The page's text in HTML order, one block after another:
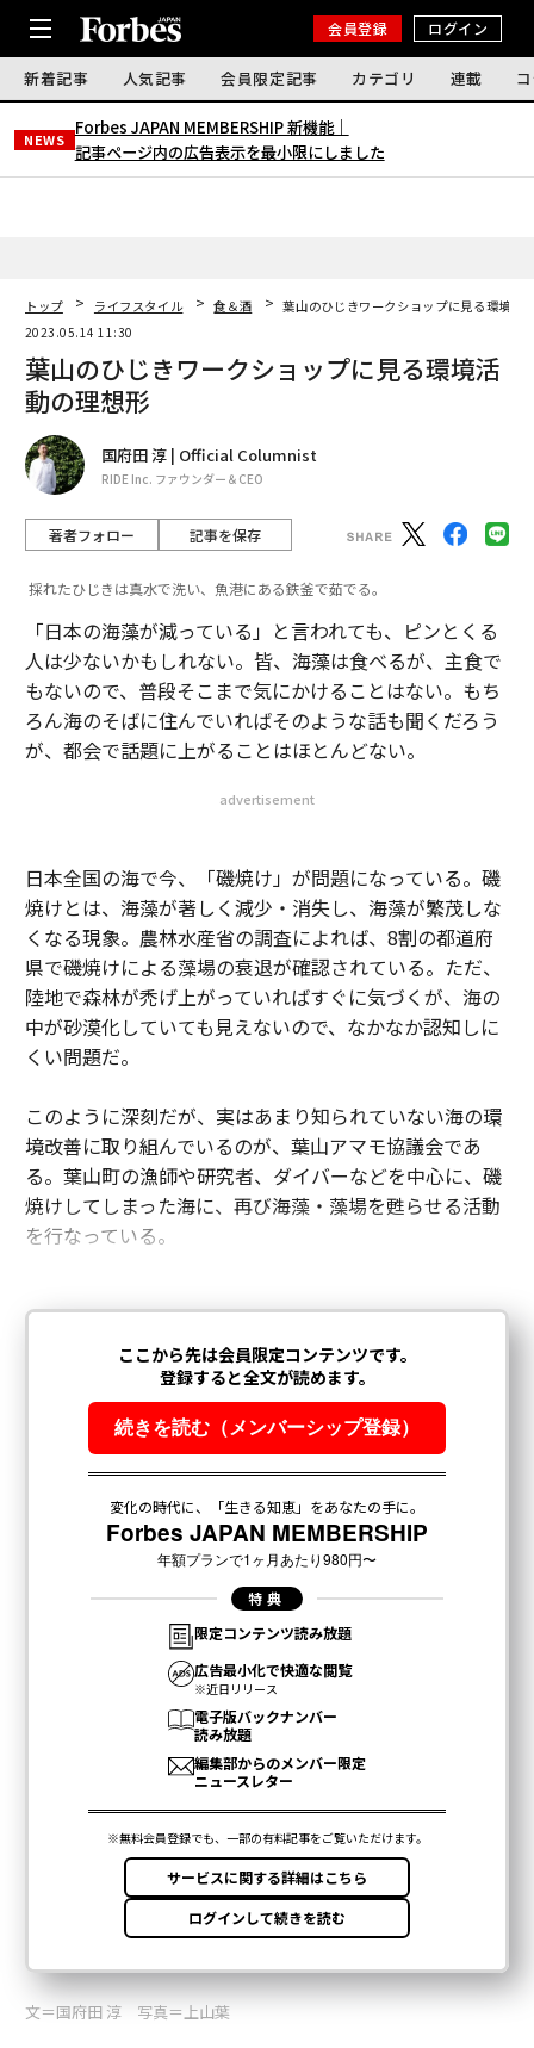
会員登録 ログイン
新着記事 人気記事 会員限定記事 カテゴリ 連載
NEWS
Forbes JAPAN MEMBERSHIP 新機能｜
記事ページ内の広告表示を最小限にしました
トップ ライフスタイル 食＆酒
葉山のひじきワークショップに見る環境活
2023.05.14 11:30
葉山のひじきワークショップに見る環境活
動の理想形
国府田 淳 | Official Columnist
RIDE Inc. ファウンダー＆CEO
著者フォロー 記事を保存
採れたひじきは真水で洗い、魚港にある鉄釜で茹でる。
「日本の海藻が減っている」と言われても、ピンとくる
人は少ないかもしれない。皆、海藻は食べるが、主食で
もないので、普段そこまで気にかけることはない。もち
ろん海のそばに住んでいればそのような話も聞くだろう
が、都会で話題に上がることはほとんどない。
advertisement
日本全国の海で今、「磯焼け」が問題になっている。磯
焼けとは、海藻が著しく減少・消失し、海藻が繁茂しな
くなる現象。農林水産省の調査によれば、8割の都道府
県で磯焼けによる藻場の衰退が確認されている。ただ、
陸地で森林が禿げ上がっていればすぐに気づくが、海の
中が砂漠化していても見えないので、なかなか認知しに
くい問題だ。
このように深刻だが、実はあまり知られていない海の環
境改善に取り組んでいるのが、葉山アマモ協議会であ
る。葉山町の漁師や研究者、ダイバーなどを中心に、磯
焼けしてしまった海に、再び海藻・藻場を甦らせる活動
を行なっている。
文＝国府田 淳 写真＝上山葉